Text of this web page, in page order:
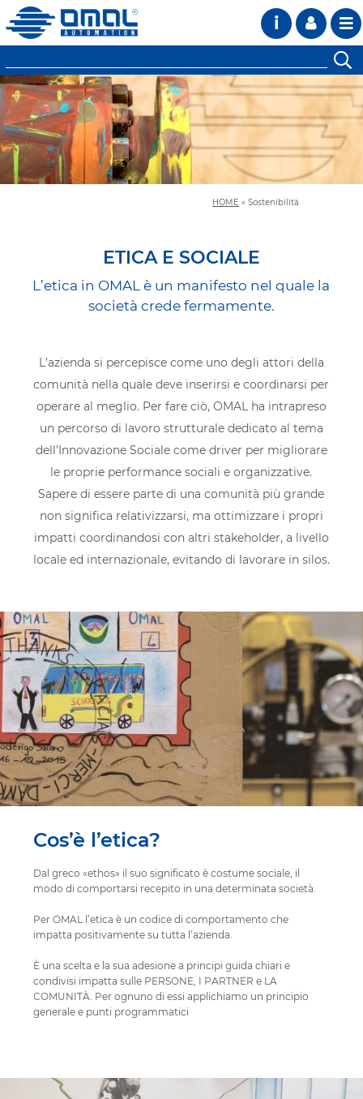
i
HOME » Sostenibilità
ETICA E SOCIALE
L’etica in OMAL è un manifesto nel quale la
società crede fermamente.
L’azienda si percepisce come uno degli attori della
comunità nella quale deve inserirsi e coordinarsi per
operare al meglio. Per fare ciò, OMAL ha intrapreso
un percorso di lavoro strutturale dedicato al tema
dell’Innovazione Sociale come driver per migliorare
le proprie performance sociali e organizzative.
Sapere di essere parte di una comunità più grande
non significa relativizzarsi, ma ottimizzare i propri
impatti coordinandosi con altri stakeholder, a livello
locale ed internazionale, evitando di lavorare in silos.
Cos’è l’etica?
Dal greco «ethos» il suo significato è costume sociale, il
modo di comportarsi recepito in una determinata società.
Per OMAL l’etica è un codice di comportamento che
impatta positivamente su tutta l’azienda.
È una scelta e la sua adesione a principi guida chiari e
condivisi impatta sulle PERSONE, I PARTNER e LA
COMUNITÀ. Per ognuno di essi applichiamo un principio
generale e punti programmatici